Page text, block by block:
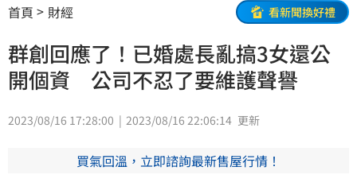
首頁 財經 看新聞換好禮
群創回應了！已婚處長亂搞3女還公
開個資 公司不忍了要維護聲譽
2023/08/16 17:28:00 2023/08/16 22:06:14 更新
買氣回溫，立即諮詢最新售屋行情！